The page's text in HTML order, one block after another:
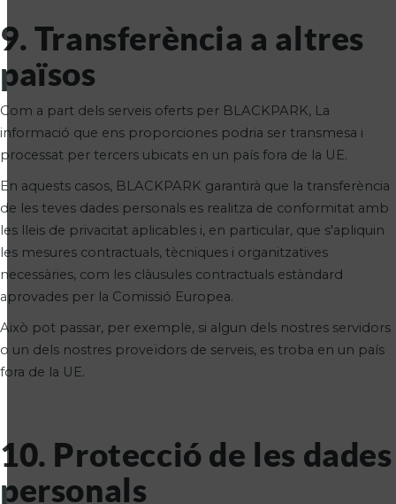
9. Transferència a altres
països
Com a part dels serveis oferts per BLACKPARK, La
informació que ens proporciones podria ser transmesa i
processat per tercers ubicats en un país fora de la UE.
En aquests casos, BLACKPARK garantirà que la transferència
de les teves dades personals es realitza de conformitat amb
les lleis de privacitat aplicables i, en particular, que s'apliquin
les mesures contractuals, tècniques i organitzatives
necessàries, com les clàusules contractuals estàndard
aprovades per la Comissió Europea.
Això pot passar, per exemple, si algun dels nostres servidors
o un dels nostres proveïdors de serveis, es troba en un país
fora de la UE.
10. Protecció de les dades
personals